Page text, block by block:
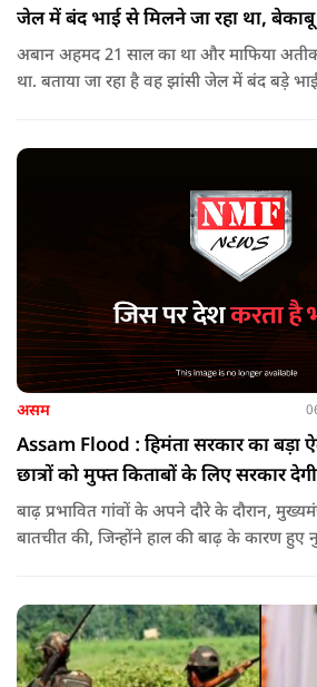
जेल में बंद भाई से मिलने जा रहा था, बेकाबू
अबान अहमद 21 साल का था और माफिया
था. बताया जा रहा है वह झांसी जेल में बंद बड़े
असम
Assam Flood : हिमंता सरकार का बड़ा
छात्रों को मुफ्त किताबों के लिए सरकार
बाढ़ प्रभावित गांवों के अपने दौरे के दौरान,
बातचीत की, जिन्होंने हाल की बाढ़ के कारण हुए